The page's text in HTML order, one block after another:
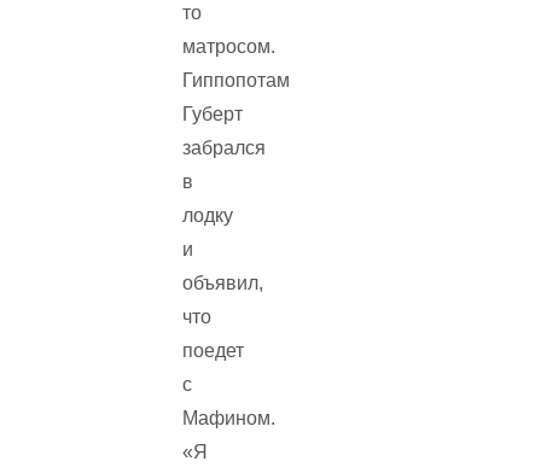
то
матросом.
Гиппопотам
Губерт
забрался
в
лодку
и
объявил,
что
поедет
с
Мафином.
«Я